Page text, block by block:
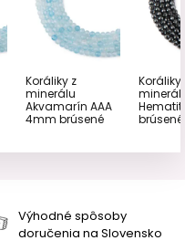
Koráliky z
minerálu
Akvamarín AAA
4mm brúsené
Koráliky
brúsené
Výhodné spôsoby
doručenia na Slovensko